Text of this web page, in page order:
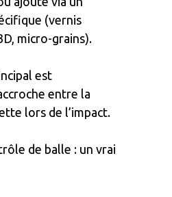
(vernis
micro-grains).
est
entre la
lors de l’impact.
de balle : un vrai